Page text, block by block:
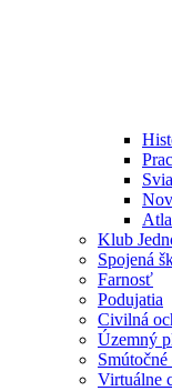
Klub
Spojená
Farnosť
Podujatia
Civilná
Územný
Smútočné
Virtuálne